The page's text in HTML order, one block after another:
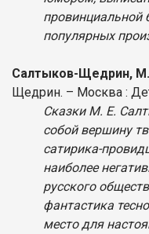
провинциальной
популярных
Салтыков-Щедрин, М.
Щедрин. – Москва :
Сказки М. Е.
собой вершину
сатирика-
наиболее
русского
фантастика
место для